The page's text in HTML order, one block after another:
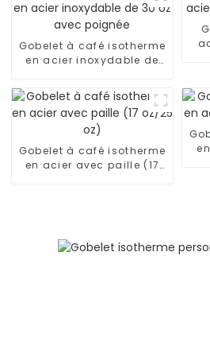
Gobelet à café isotherme
en acier inoxydable de
Gobelet à café isotherme
en acier avec paille (17